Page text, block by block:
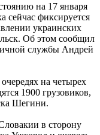
на 17 января
сейчас фиксируется
украинских
Об этом сообщил
службы Андрей
на четырех
1900 грузовиков,
Шегини.
в сторону